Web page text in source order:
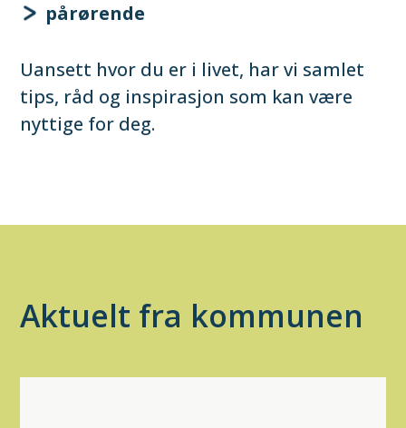
pårørende
Uansett hvor du er i livet, har vi samlet
tips, råd og inspirasjon som kan være
nyttige for deg.
Aktuelt fra kommunen